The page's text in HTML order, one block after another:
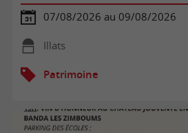
07/08/2026 au 09/08/2026
Illats
Patrimoine